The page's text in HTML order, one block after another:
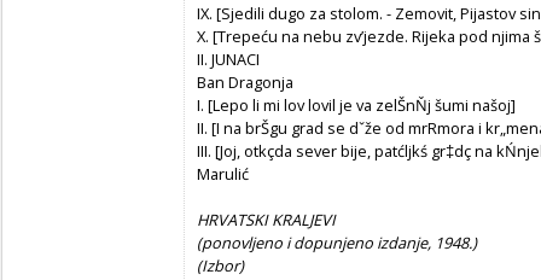
IX. [Sjedili dugo za stolom. - Zemovit, Pijastov
X. [Trepeću na nebu zv’jezde. Rijeka pod njima
II. JUNACI
Ban Dragonja
I. [Lepo li mi lov lovil je va zelŠnŇj šumi našoj]
II. [I na brŠgu grad se dˇže od mrRmora i
III. [Joj, otkçda sever bije, patćljkś gr‡dç na
Marulić
HRVATSKI KRALJEVI
(ponovljeno i dopunjeno izdanje, 1948.)
(Izbor)